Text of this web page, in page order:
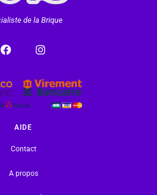
de la Brique
AIDE
Contact
A propos